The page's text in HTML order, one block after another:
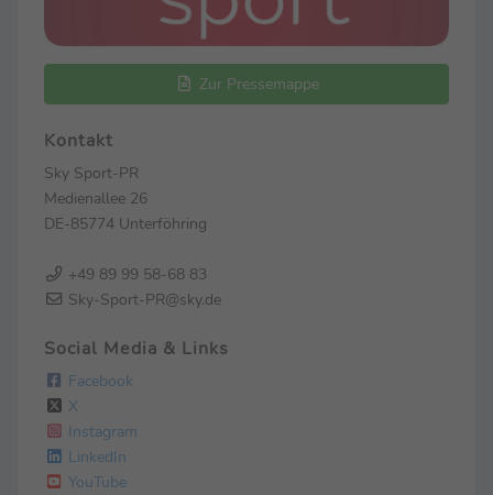
Zur Pressemappe
Kontakt
Sky Sport-PR
Medienallee 26
DE-85774 Unterföhring
+49 89 99 58-68 83
Sky-Sport-PR@sky.de
Social Media & Links
Facebook
X
Instagram
LinkedIn
YouTube